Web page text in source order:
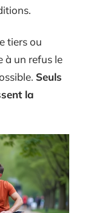
tiers ou
à un refus le
Seuls
la